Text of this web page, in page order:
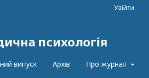
психологія
випуск Архів Про журнал
Увійти